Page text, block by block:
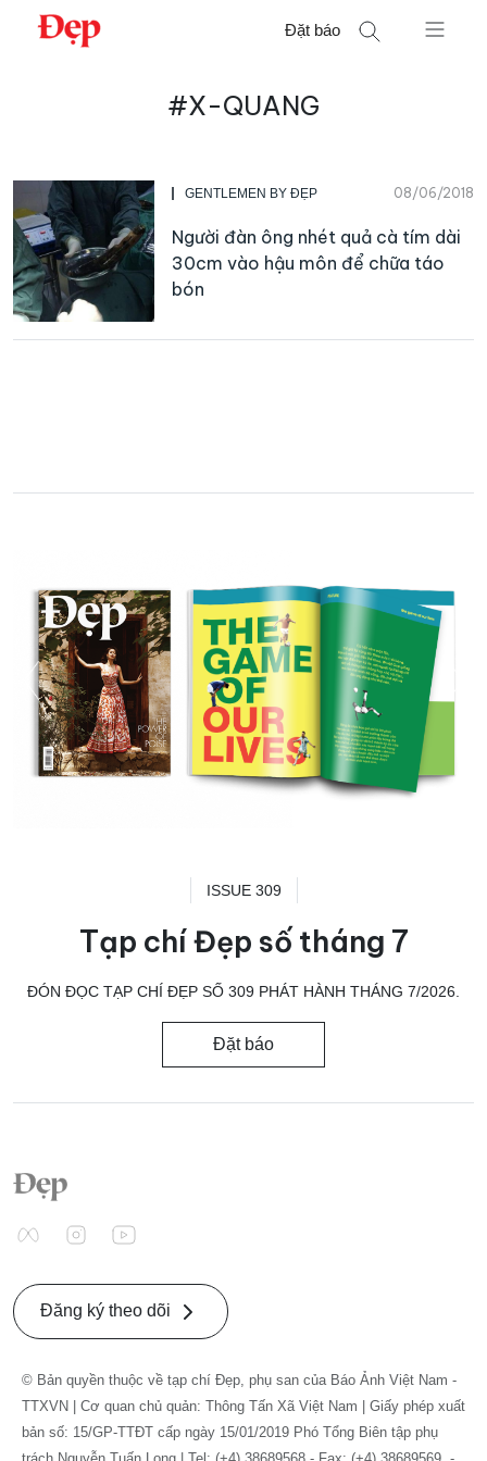
Chuyển
Đặt báo
#X-QUANG
GENTLEMEN BY ĐẸP 08/06/2018
Người đàn ông nhét quả cà tím dài
30cm vào hậu môn để chữa táo
bón
ISSUE 309
Tạp chí Đẹp số tháng 7
ĐÓN ĐỌC TẠP CHÍ ĐẸP SỐ 309 PHÁT HÀNH THÁNG 7/2026.
Đặt báo
Đăng ký theo dõi
© Bản quyền thuộc về tạp chí Đẹp, phụ san của Báo Ảnh Việt Nam -
TTXVN | Cơ quan chủ quản: Thông Tấn Xã Việt Nam | Giấy phép xuất
bản số: 15/GP-TTĐT cấp ngày 15/01/2019 Phó Tổng Biên tập phụ